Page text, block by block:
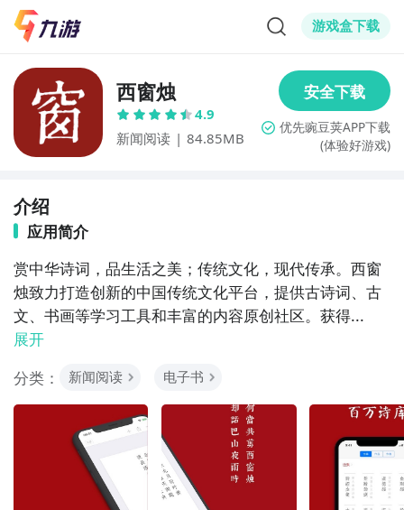
游戏盒下载
西窗烛
4.9
新闻阅读 | 84.85MB (体验好游戏)
介绍
应用简介
赏中华诗词，品生活之美；传统文化，现代传承。西窗
烛致力打造创新的中国传统文化平台，提供古诗词、古
文、书画等学习工具和丰富的内容原创社区。获得...
展开
分类：
新闻阅读 电子书